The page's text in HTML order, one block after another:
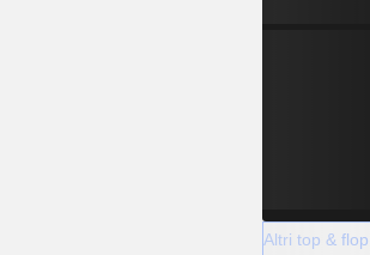
Altri top & flop